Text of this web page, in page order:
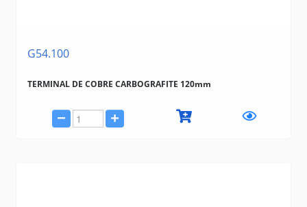
G54.100
TERMINAL DE COBRE CARBOGRAFITE 120mm